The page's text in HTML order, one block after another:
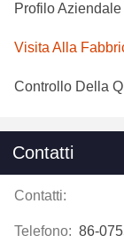
Profilo Aziendale
Visita Alla
Controllo Della
Contatti
Contatti:
Telefono: